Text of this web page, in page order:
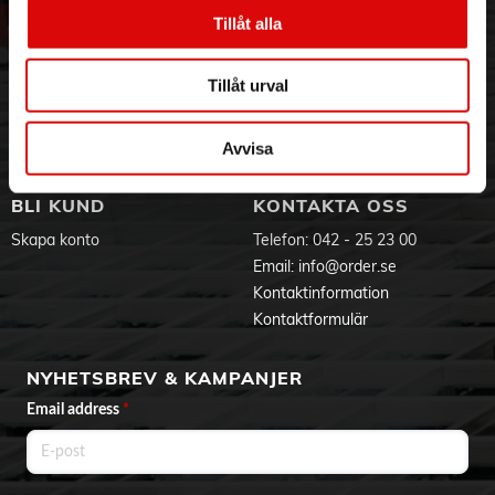
Tillåt alla
Tillåt urval
Avvisa
Visselblåsning
Aktuellt på Order
Service & Support
Godsefterlysning & Felleverans
Integritetspolicy
Om cookies
BLI KUND
Skapa konto
KONTAKTA OSS
Telefon: 042 - 25 23 00
Email: info@order.se
Kontaktinformation
Kontaktformulär
NYHETSBREV & KAMPANJER
Email address *